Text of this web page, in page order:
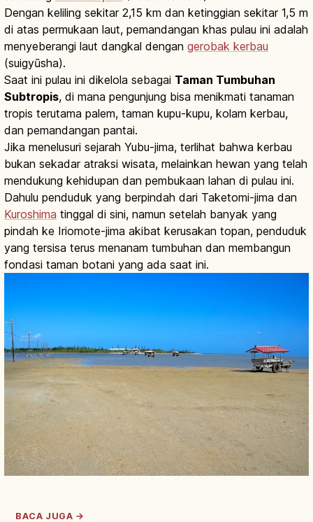
Dengan keliling sekitar 2,15 km dan ketinggian sekitar 1,5 m
di atas permukaan laut, pemandangan khas pulau ini adalah
menyeberangi laut dangkal dengan gerobak kerbau
(suigyūsha).
Saat ini pulau ini dikelola sebagai Taman Tumbuhan
Subtropis, di mana pengunjung bisa menikmati tanaman
tropis terutama palem, taman kupu-kupu, kolam kerbau,
dan pemandangan pantai.
Jika menelusuri sejarah Yubu-jima, terlihat bahwa kerbau
bukan sekadar atraksi wisata, melainkan hewan yang telah
mendukung kehidupan dan pembukaan lahan di pulau ini.
Dahulu penduduk yang berpindah dari Taketomi-jima dan
Kuroshima tinggal di sini, namun setelah banyak yang
pindah ke Iriomote-jima akibat kerusakan topan, penduduk
yang tersisa terus menanam tumbuhan dan membangun
fondasi taman botani yang ada saat ini.
BACA JUGA →